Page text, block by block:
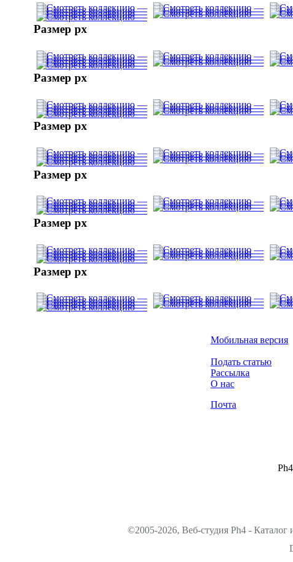
Размер px
Размер px
Размер px
Размер px
Размер px
Размер px
Мобильная версия
Подать статью
Рассылка
О нас
Почта
©2005-2026, Веб-студия Ph4 - Каталог